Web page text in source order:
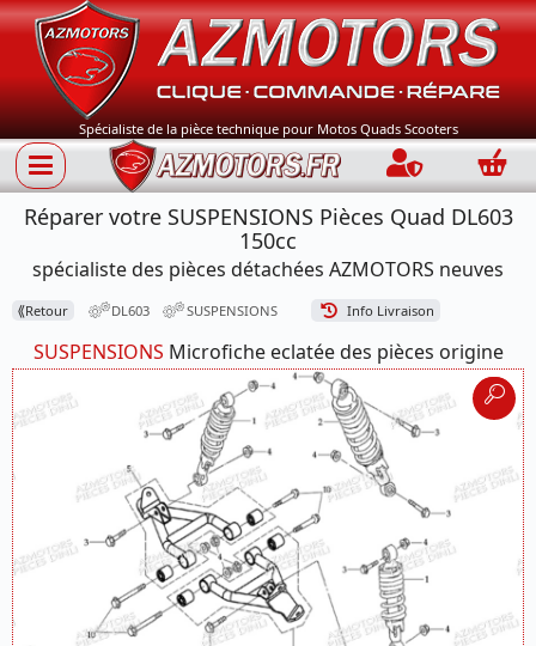
Spécialiste de la pièce technique pour Motos Quads Scooters
Connection
Réparer votre SUSPENSIONS Pièces Quad DL603
150cc
spécialiste des pièces détachées AZMOTORS neuves
⟪Retour DL603 SUSPENSIONS Info Livraison
SUSPENSIONS Microfiche eclatée des pièces origine